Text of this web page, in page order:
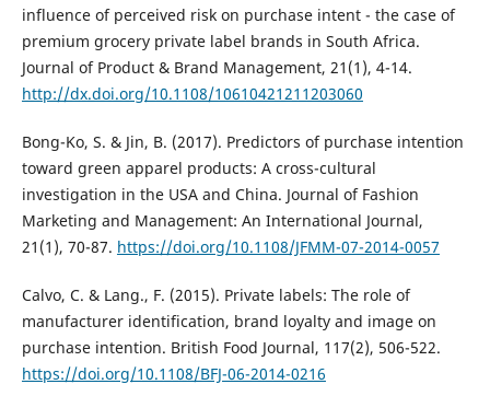
influence of perceived risk on purchase intent - the case of
premium grocery private label brands in South Africa.
Journal of Product & Brand Management, 21(1), 4-14.
http://dx.doi.org/10.1108/10610421211203060
Bong-Ko, S. & Jin, B. (2017). Predictors of purchase intention
toward green apparel products: A cross-cultural
investigation in the USA and China. Journal of Fashion
Marketing and Management: An International Journal,
21(1), 70-87. https://doi.org/10.1108/JFMM-07-2014-0057
Calvo, C. & Lang., F. (2015). Private labels: The role of
manufacturer identification, brand loyalty and image on
purchase intention. British Food Journal, 117(2), 506-522.
https://doi.org/10.1108/BFJ-06-2014-0216